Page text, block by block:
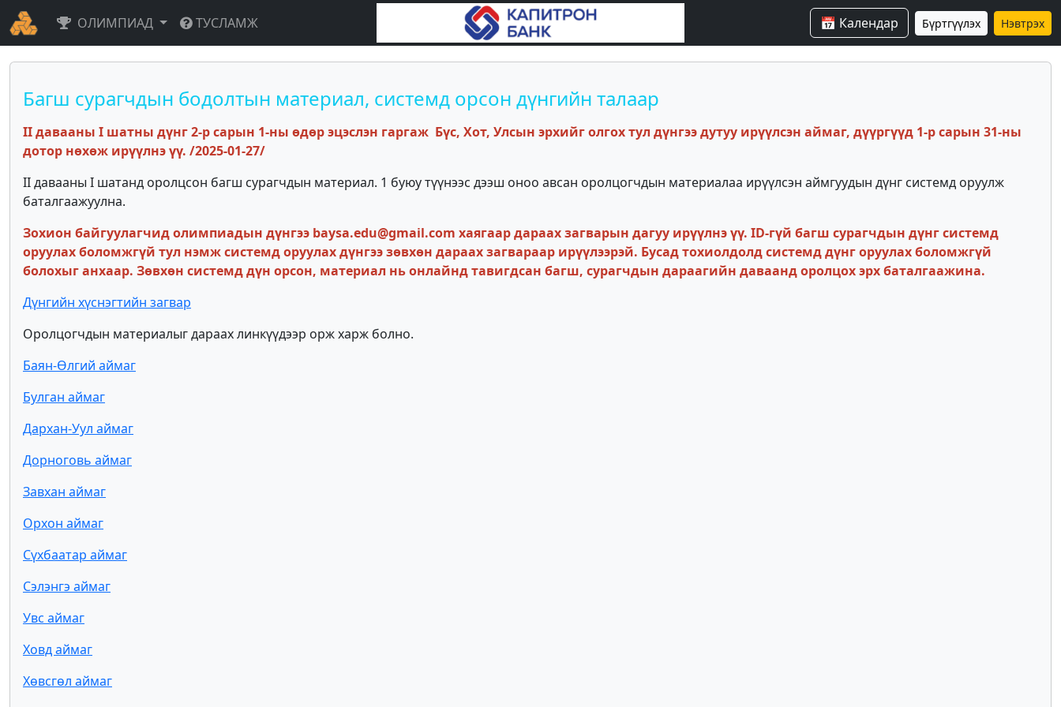
ОЛИМПИАД ТУСЛАМЖ 📅 Календар Бүртгүүлэх Нэвтрэх
Багш сурагчдын бодолтын материал, системд орсон дүнгийн талаар
II давааны I шатны дүнг 2-р сарын 1-ны өдөр эцэслэн гаргаж Бүс, Хот, Улсын эрхийг олгох тул дүнгээ дутуу ирүүлсэн аймаг, дүүргүүд 1-р сарын 31-ны
дотор нөхөж ирүүлнэ үү. /2025-01-27/
II давааны I шатанд оролцсон багш сурагчдын материал. 1 буюу түүнээс дээш оноо авсан оролцогчдын материалаа ирүүлсэн аймгуудын дүнг системд оруулж
баталгаажуулна.
Зохион байгуулагчид олимпиадын дүнгээ baysa.edu@gmail.com хаягаар дараах загварын дагуу ирүүлнэ үү. ID-гүй багш сурагчдын дүнг системд
оруулах боломжгүй тул нэмж системд оруулах дүнгээ зөвхөн дараах загвараар ирүүлээрэй. Бусад тохиолдолд системд дүнг оруулах боломжгүй
болохыг анхаар. Зөвхөн системд дүн орсон, материал нь онлайнд тавигдсан багш, сурагчдын дараагийн даваанд оролцох эрх баталгаажина.
Дүнгийн хүснэгтийн загвар
Оролцогчдын материалыг дараах линкүүдээр орж харж болно.
Баян-Өлгий аймаг
Булган аймаг
Дархан-Уул аймаг
Дорноговь аймаг
Завхан аймаг
Орхон аймаг
Сүхбаатар аймаг
Сэлэнгэ аймаг
Увс аймаг
Ховд аймаг
Хөвсгөл аймаг